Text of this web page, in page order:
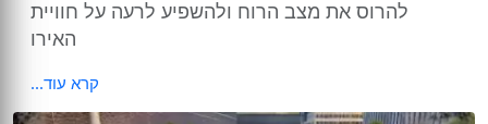
להרוס את מצב הרוח ולהשפיע לרעה על חוויית
האירו
קרא עוד...